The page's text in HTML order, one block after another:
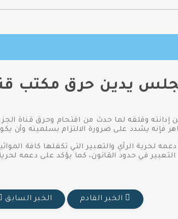
يدين حرق مكتب
وقلقه لما حدث من اقتحام وحرق قناة
فإنه يشدد على ضرورة الالتزام بسلميته وأن
لحرية الرأي والتعبير التي تكفلها كافة
في حدود القانون، كما يؤكد على دعمه
الخبر القادم الخبر السابق